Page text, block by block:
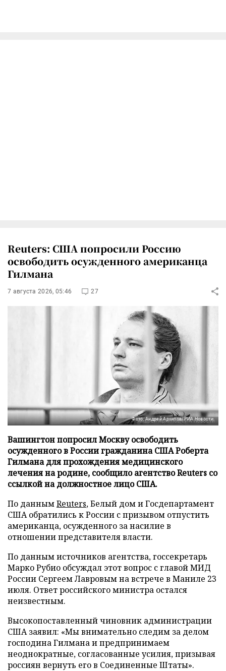
Reuters: США попросили Россию
освободить осужденного американца
Гилмана
7 августа 2026, 05:46 27
Фото: Андрей Архипов/РИА Новости
Вашингтон попросил Москву освободить
осужденного в России гражданина США Роберта
Гилмана для прохождения медицинского
лечения на родине, сообщило агентство Reuters со
ссылкой на должностное лицо США.
По даннымReuters, Белый дом и Госдепартамент
США обратились к России с призывом отпустить
американца, осужденного за насилие в
отношении представителя власти.
По данным источников агентства, госсекретарь
Марко Рубио обсуждал этот вопрос с главой МИД
России Сергеем Лавровым на встрече в Маниле 23
июля. Ответ российского министра остался
неизвестным.
Высокопоставленный чиновник администрации
США заявил: «Мы внимательно следим за делом
господина Гилмана и предпринимаем
неоднократные, согласованные усилия, призывая
россиян вернуть его в Соединенные Штаты».